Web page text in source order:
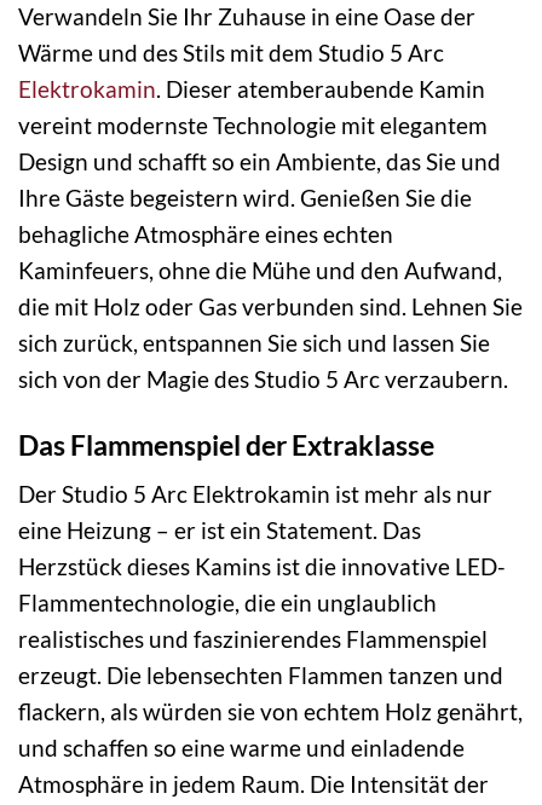
Verwandeln Sie Ihr Zuhause in eine Oase der
Wärme und des Stils mit dem Studio 5 Arc
Elektrokamin . Dieser atemberaubende Kamin
vereint modernste Technologie mit elegantem
Design und schafft so ein Ambiente, das Sie und
Ihre Gäste begeistern wird. Genießen Sie die
behagliche Atmosphäre eines echten
Kaminfeuers, ohne die Mühe und den Aufwand,
die mit Holz oder Gas verbunden sind. Lehnen Sie
sich zurück, entspannen Sie sich und lassen Sie
sich von der Magie des Studio 5 Arc verzaubern.
Das Flammenspiel der Extraklasse
Der Studio 5 Arc Elektrokamin ist mehr als nur
eine Heizung – er ist ein Statement. Das
Herzstück dieses Kamins ist die innovative LED-
Flammentechnologie, die ein unglaublich
realistisches und faszinierendes Flammenspiel
erzeugt. Die lebensechten Flammen tanzen und
flackern, als würden sie von echtem Holz genährt,
und schaffen so eine warme und einladende
Atmosphäre in jedem Raum. Die Intensität der